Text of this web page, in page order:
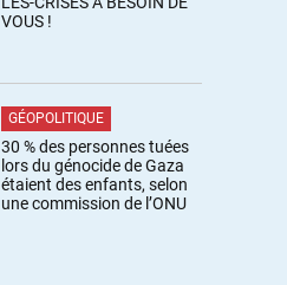
VOUS !
GÉOPOLITIQUE
30 % des personnes tuées
lors du génocide de Gaza
étaient des enfants, selon
une commission de l’ONU